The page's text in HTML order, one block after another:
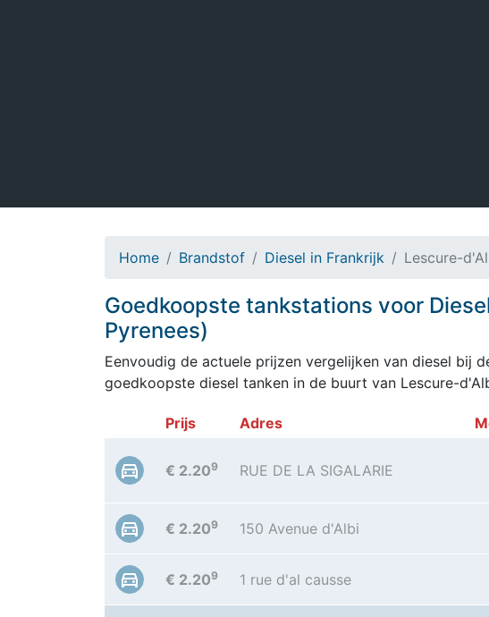
Home Brandstof Diesel in Frankrijk Lescure-
Goedkoopste tankstations voor
Pyrenees)
Eenvoudig de actuele prijzen vergelijken van diesel bij
goedkoopste diesel tanken in de buurt van Lescure-
Prijs Adres
€ 2.209 RUE DE LA SIGALARIE
€ 2.209 150 Avenue d'Albi
€ 2.209 1 rue d'al causse